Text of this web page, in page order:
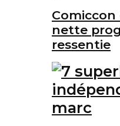
Comiccon
nette
ressentie